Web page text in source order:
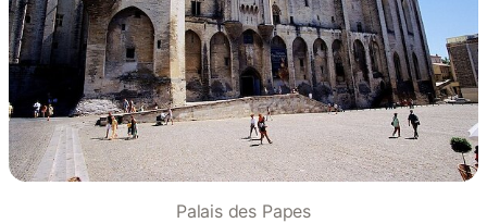
Palais des Papes